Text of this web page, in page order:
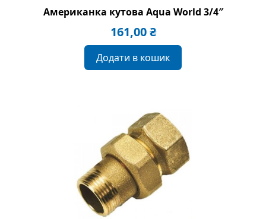
Американка кутова Aqua World 3/4″
161,00₴
Додати в кошик